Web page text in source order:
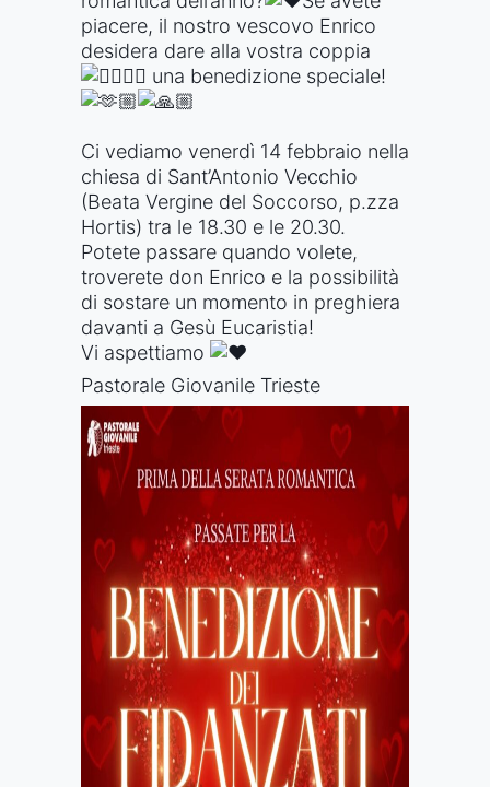
piacere, il nostro vescovo Enrico
desidera dare alla vostra coppia
una benedizione speciale!
Ci vediamo venerdì 14 febbraio nella
chiesa di Sant’Antonio Vecchio
(Beata Vergine del Soccorso, p.zza
Hortis) tra le 18.30 e le 20.30.
Potete passare quando volete,
troverete don Enrico e la possibilità
di sostare un momento in preghiera
davanti a Gesù Eucaristia!
Vi aspettiamo
Pastorale Giovanile Trieste